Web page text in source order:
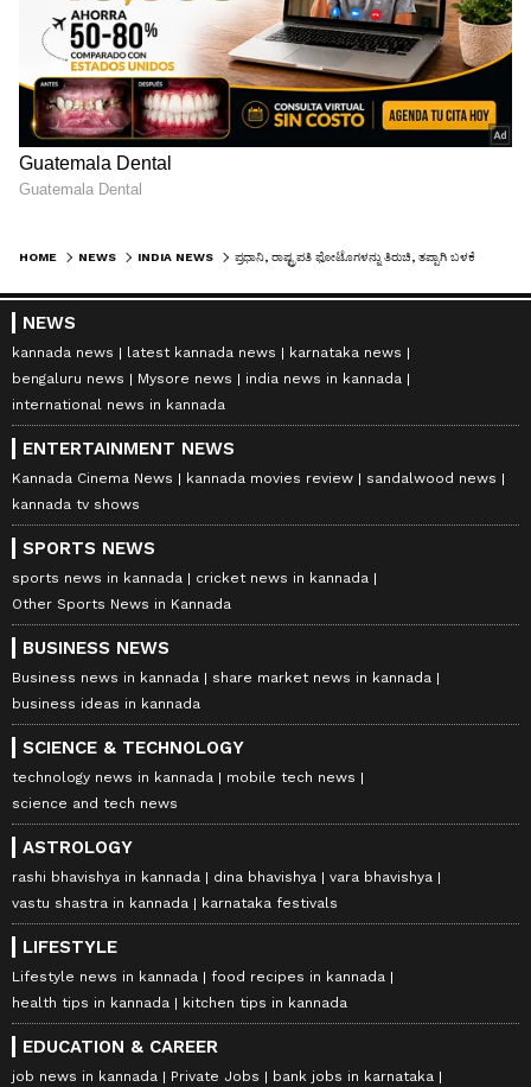
HOME NEWS INDIA NEWS
NEWS
kannada news latest kannada news
karnataka news
bengaluru news
Mysore news
india news in kannada
international news in kannada
ENTERTAINMENT NEWS
Kannada Cinema News kannada movies review
sandalwood news
kannada tv shows
SPORTS NEWS
sports news in kannada
cricket news in kannada
Other Sports News in Kannada
BUSINESS NEWS
Business news in kannada
share market news in kannada
business ideas in kannada
SCIENCE & TECHNOLOGY
technology news in kannada
mobile tech news
science and tech news
ASTROLOGY
rashi bhavishya in kannada dina bhavishya
vara bhavishya
vastu shastra in kannada
karnataka festivals
LIFESTYLE
Lifestyle news in kannada
food recipes in kannada
health tips in kannada
kitchen tips in kannada
EDUCATION & CAREER
job news in kannada Private Jobs bank jobs in karnataka